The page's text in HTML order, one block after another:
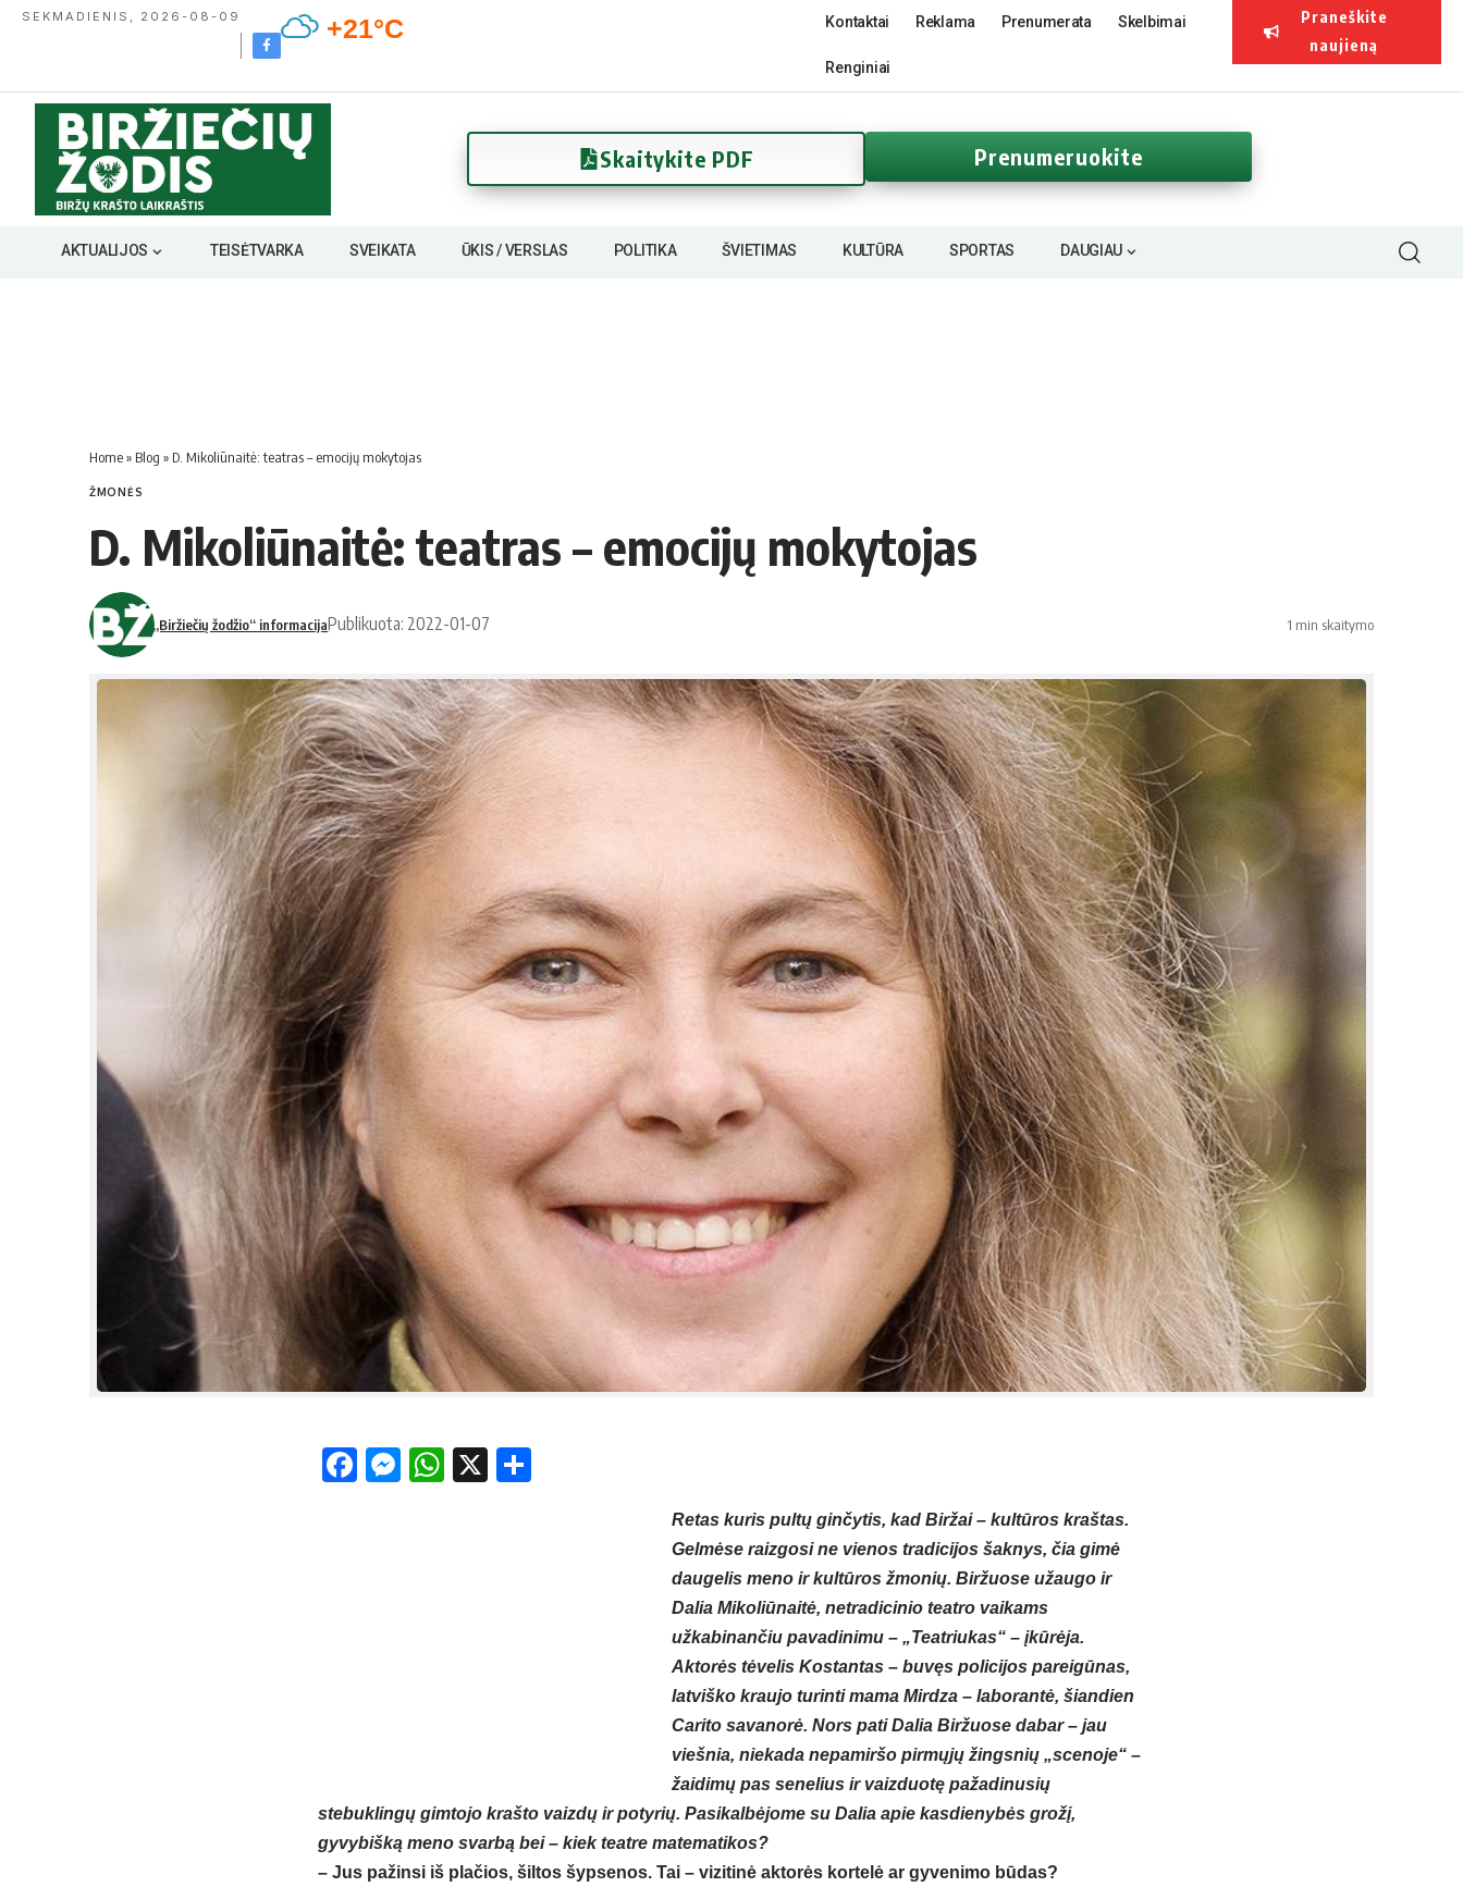
SEKMADIENIS, 2026-08-09 +21°C Kontaktai Reklama Prenumerata Skelbimai
Renginiai
Praneškite
naujieną
Skaitykite PDF Prenumeruokite
AKTUALIJOS TEISĖTVARKA SVEIKATA ŪKIS / VERSLAS POLITIKA ŠVIETIMAS KULTŪRA SPORTAS DAUGIAU
Home» Blog » D. Mikoliūnaitė: teatras – emocijų mokytojas
ŽMONĖS
D. Mikoliūnaitė: teatras – emocijų mokytojas
„Biržiečių žodžio“ informacijaPublikuota: 2022-01-07 1 min skaitymo
Facebook
Messenger
WhatsApp
X
Retas kuris pultų ginčytis, kad Biržai – kultūros kraštas.
Gelmėse raizgosi ne vienos tradicijos šaknys, čia gimė
daugelis meno ir kultūros žmonių. Biržuose užaugo ir
Dalia Mikoliūnaitė, netradicinio teatro vaikams
užkabinančiu pavadinimu – „Teatriukas“ – įkūrėja.
Aktorės tėvelis Kostantas – buvęs policijos pareigūnas,
latviško kraujo turinti mama Mirdza – laborantė, šiandien
Carito savanorė. Nors pati Dalia Biržuose dabar – jau
viešnia, niekada nepamiršo pirmųjų žingsnių „scenoje“ –
žaidimų pas senelius ir vaizduotę pažadinusių
stebuklingų gimtojo krašto vaizdų ir potyrių. Pasikalbėjome su Dalia apie kasdienybės grožį,
gyvybišką meno svarbą bei – kiek teatre matematikos?
– Jus pažinsi iš plačios, šiltos šypsenos. Tai – vizitinė aktorės kortelė ar gyvenimo būdas?